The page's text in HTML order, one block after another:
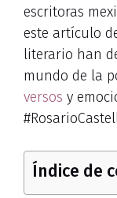
escritoras
este artículo
literario han
mundo de la
versos y
Índice de